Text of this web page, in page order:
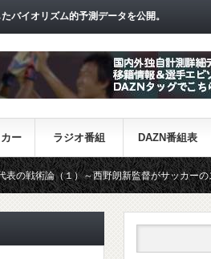
バイオリズム的予測データを公開。
ー ラジオ番組 DAZN番組表
（１）～西野朗新監督がサッカーのスタイルは